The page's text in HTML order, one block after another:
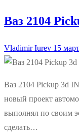
Ваз 2104
Vladimir Iurev 15
Ваз 2104 Pickup 3d
новый проект
выполнял по своим
сделать…